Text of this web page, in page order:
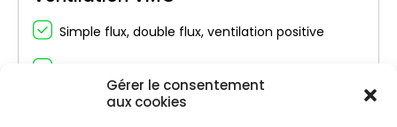
Gérer le consentement
aux cookies
Simple flux, double flux, ventilation positive